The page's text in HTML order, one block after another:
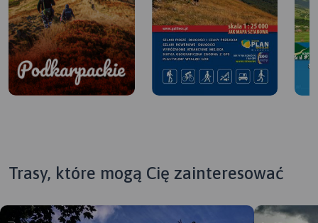
Trasy, które mogą Cię zainteresować